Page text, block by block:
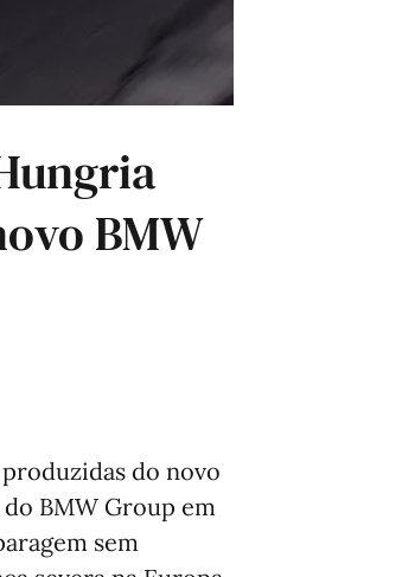
BMW
do novo
BMW Group em
sem